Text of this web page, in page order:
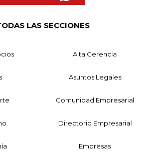
LAS SECCIONES
Alta Gerencia
Asuntos Legales
Comunidad Empresarial
Directorio Empresarial
Empresas